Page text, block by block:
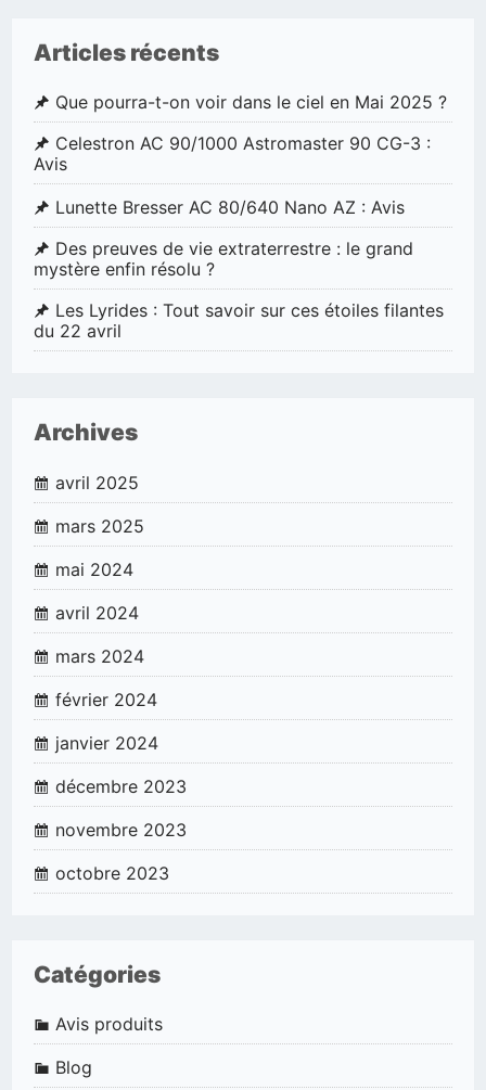
Articles récents
Que pourra-t-on voir dans le ciel en Mai 2025 ?
Celestron AC 90/1000 Astromaster 90 CG-3 :
Avis
Lunette Bresser AC 80/640 Nano AZ : Avis
Des preuves de vie extraterrestre : le grand
mystère enfin résolu ?
Les Lyrides : Tout savoir sur ces étoiles filantes
du 22 avril
Archives
avril 2025
mars 2025
mai 2024
avril 2024
mars 2024
février 2024
janvier 2024
décembre 2023
novembre 2023
octobre 2023
Catégories
Avis produits
Blog